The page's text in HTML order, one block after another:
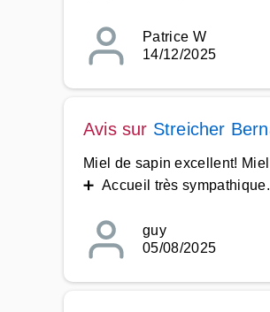
Patrice W
14/12/2025
Avis sur Streicher
Miel de sapin excellent!
➕ Accueil très sympathique.
guy
05/08/2025